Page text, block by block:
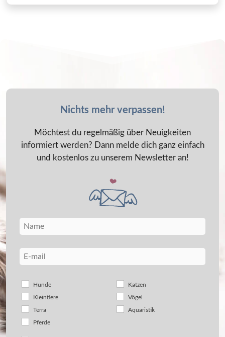
Nichts mehr verpassen!
Möchtest du regelmäßig über Neuigkeiten
informiert werden? Dann melde dich ganz einfach
und kostenlos zu unserem Newsletter an!
Hunde
Kleintiere
Terra
Pferde
Katzen
Vögel
Aquaristik